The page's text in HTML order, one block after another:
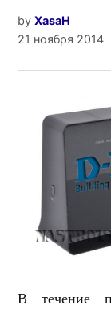
by XasaH
21 ноября 2014
В течение